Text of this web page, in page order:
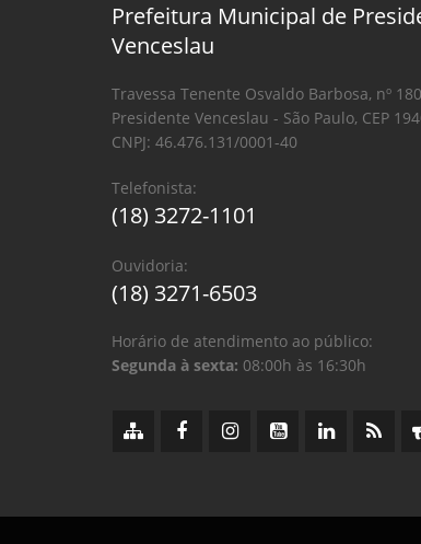
Prefeitura Municipal de
Venceslau
Travessa Tenente Osvaldo Barbosa, nº
Presidente Venceslau - São Paulo, CEP
CNPJ: 46.476.131/0001-40
Telefonista:
(18) 3272-1101
Ouvidoria:
(18) 3271-6503
Horário de atendimento ao público:
Segunda à sexta: 08:00h às 16:30h